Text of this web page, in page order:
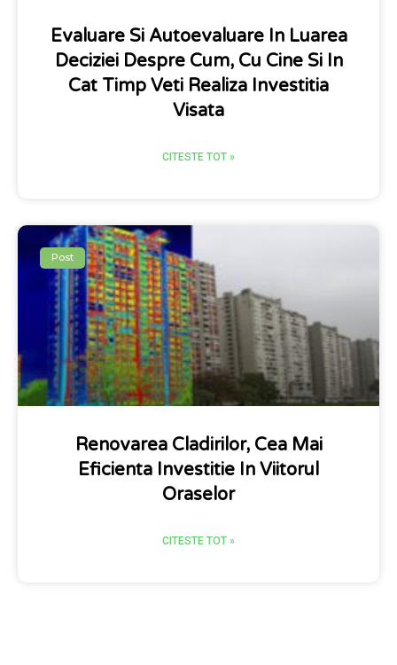
Evaluare Si Autoevaluare In Luarea
Deciziei Despre Cum, Cu Cine Si In
Cat Timp Veti Realiza Investitia
Visata
CITESTE TOT »
Post
Renovarea Cladirilor, Cea Mai
Eficienta Investitie In Viitorul
Oraselor
CITESTE TOT »